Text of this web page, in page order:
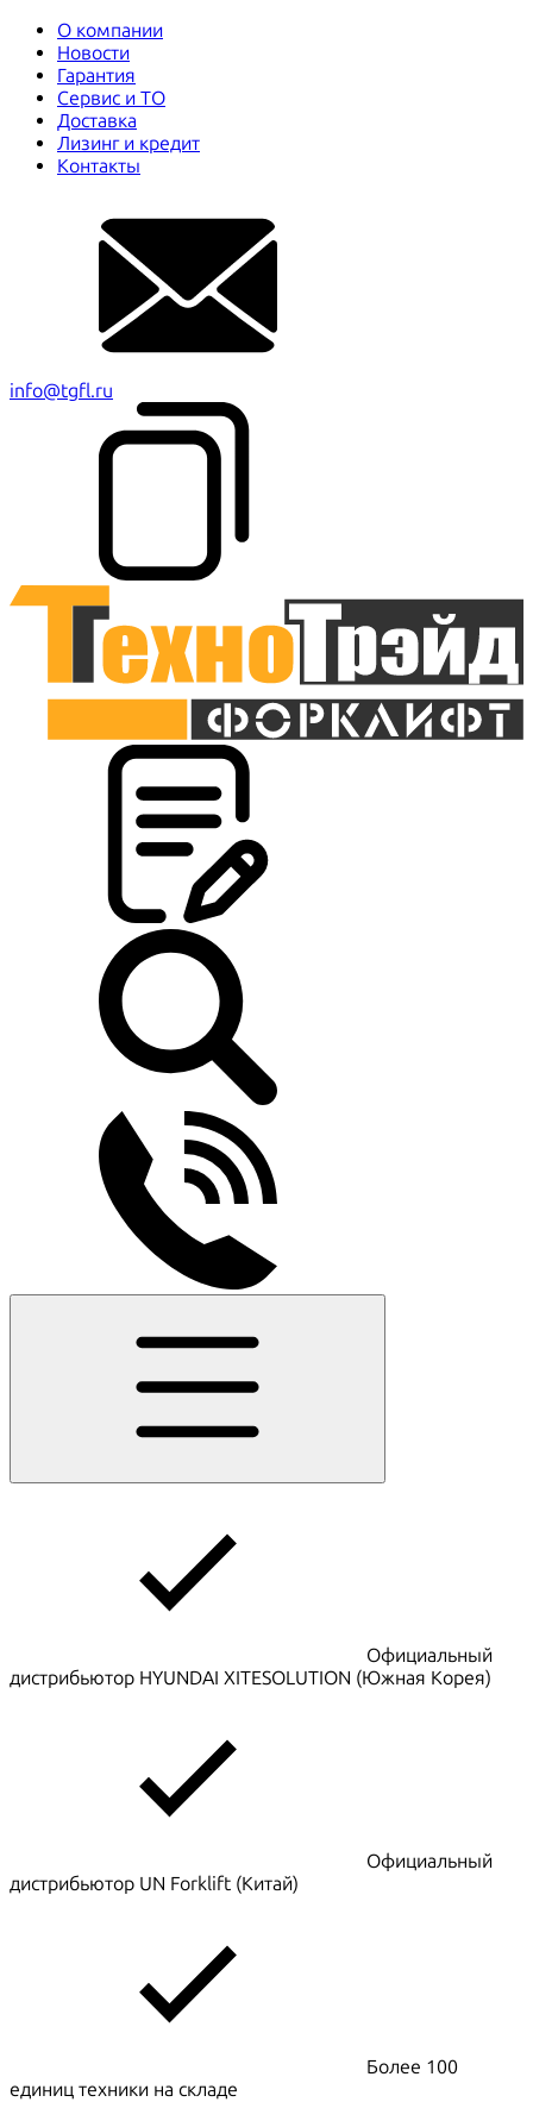
О компании
Новости
Гарантия
Сервис и ТО
Доставка
Лизинг и кредит
Контакты
info@tgfl.ru
Официальный
дистрибьютор HYUNDAI XITESOLUTION (Южная Корея)
Официальный
дистрибьютор UN Forklift (Китай)
Более 100
единиц техники на складе